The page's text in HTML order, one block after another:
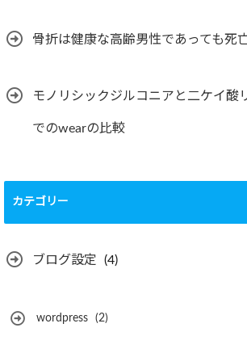
骨折は健康な高齢男性であっても死
モノリシックジルコニアと二ケイ酸
でのwearの比較
カテゴリー
ブログ設定 (4)
wordpress (2)